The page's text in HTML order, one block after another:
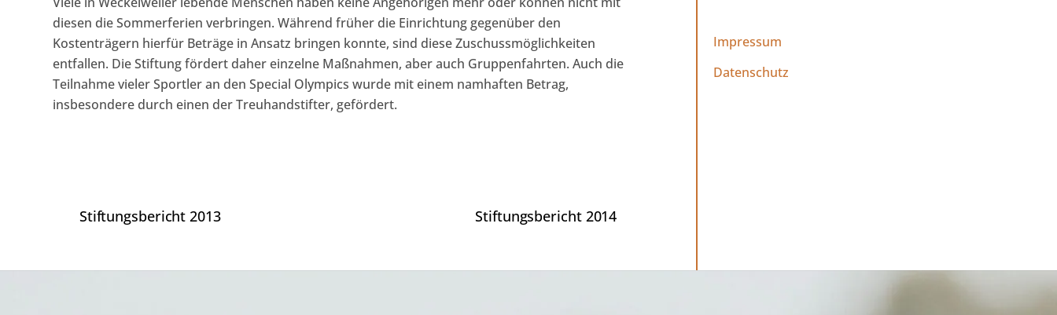
diesen die Sommerferien verbringen. Während früher die Einrichtung gegenüber den
Kostenträgern hierfür Beträge in Ansatz bringen konnte, sind diese Zuschussmöglichkeiten
entfallen. Die Stiftung fördert daher einzelne Maßnahmen, aber auch Gruppenfahrten. Auch die
Teilnahme vieler Sportler an den Special Olympics wurde mit einem namhaften Betrag,
insbesondere durch einen der Treuhandstifter, gefördert.
Stiftungsbericht 2013 Stiftungsbericht 2014
Impressum
Datenschutz